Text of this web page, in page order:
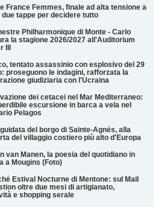
France Femmes, finale ad alta tensione a
due tappe per decidere tutto
Philharmonique di Monte - Carlo
la stagione 2026/2027 all'Auditorium
III
tentato assassinio con esplosivo del 29
proseguono le indagini, rafforzata la
giudiziaria con l'Ucraina
dei cetacei nel Mar Mediterraneo:
escursione in barca a vela nel
Pelagos
del borgo di Sainte-Agnès, alla
del villaggio costiero più alto d'Europa
van Manen, la poesia del quotidiano in
a Mougins (Foto)
Estival Nocturne di Mentone: sul Mail
oltre due mesi di artigianato,
e shopping serale